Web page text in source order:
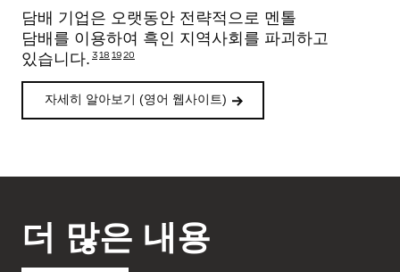
담배 기업은 오랫동안 전략적으로 멘톨
담배를 이용하여 흑인 지역사회를 파괴하고
있습니다. 318 1920
자세히 알아보기 (영어 웹사이트)
더 많은 내용